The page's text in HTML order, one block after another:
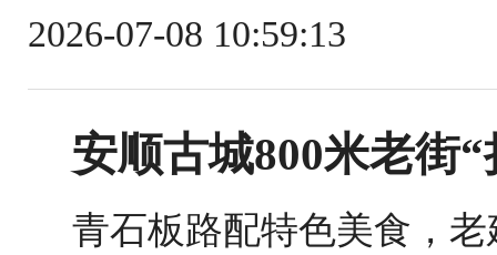
2026-07-08 10:59:13
安顺古城800米老街
青石板路配特色美食，